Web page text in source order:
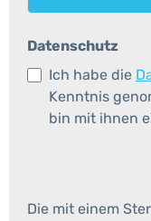
Datenschutz
Ich habe die
Kenntnis
bin mit ihnen
Die mit einem